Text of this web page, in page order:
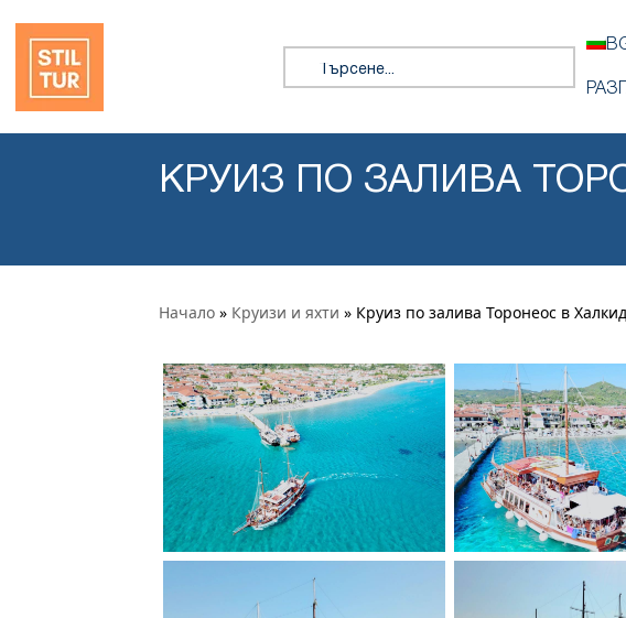
Търсене за:
КРУИЗ ПО ЗАЛИВА
Начало » Круизи и яхти » Круиз по залива Торонеос в